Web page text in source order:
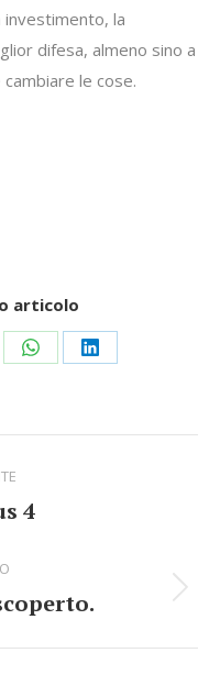
investimento, la
difesa, almeno sino a
le cose.
articolo
Share
WhatsApp
Share
LinkedIn
4